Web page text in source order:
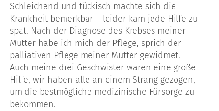
Schleichend und tückisch machte sich die
Krankheit bemerkbar – leider kam jede Hilfe zu
spät. Nach der Diagnose des Krebses meiner
Mutter habe ich mich der Pflege, sprich der
palliativen Pflege meiner Mutter gewidmet.
Auch meine drei Geschwister waren eine große
Hilfe, wir haben alle an einem Strang gezogen,
um die bestmögliche medizinische Fürsorge zu
bekommen.